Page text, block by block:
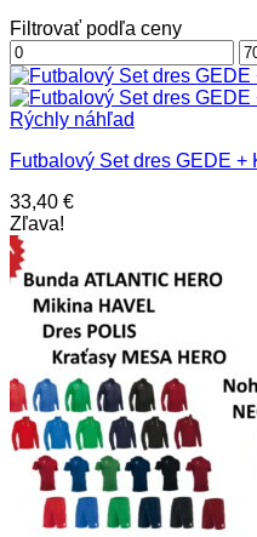
Filtrovať podľa ceny
Minimálna
cena
Rýchly náhľad
Futbalový Set dres GEDE
33,40 €
Zľava!